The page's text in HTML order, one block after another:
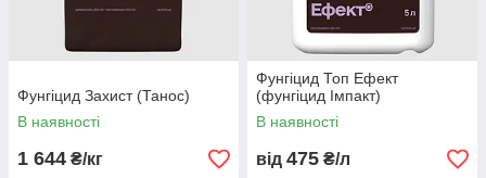
Фунгіцид Захист (Танос)
В наявності
1 644 ₴/кг
Фунгіцид Топ Ефект
(фунгіцид Імпакт)
В наявності
від 475 ₴/л